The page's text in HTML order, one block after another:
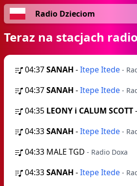
Radio Dzieciom
Teraz na stacjach
04:37SANAH -Itepe Itede -
04:37SANAH -Itepe Itede -
04:35 LEONY i CALUM SCOTT-
04:33SANAH -Itepe Itede -
04:33 MALE TGD - Radio Doxa
04:33SANAH -Itepe Itede -